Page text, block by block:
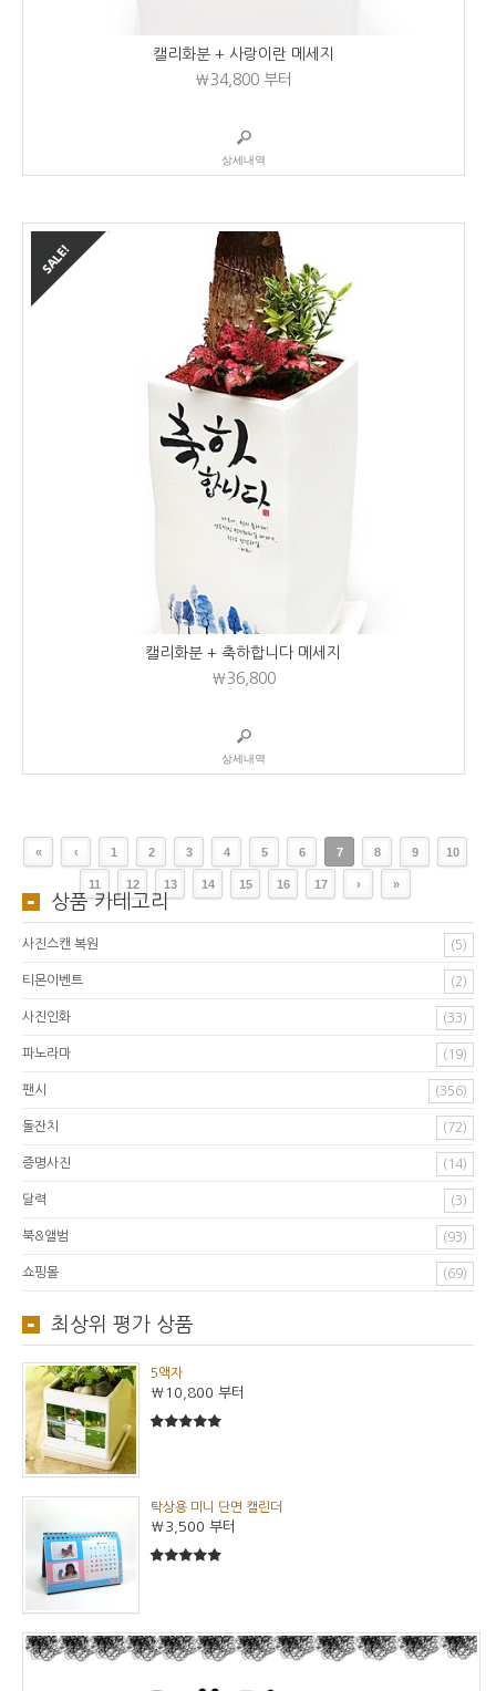
캘리화분 + 사랑이란 메세지
₩34,800부터
상세내역
캘리화분 + 축하합니다 메세지
₩36,800
상세내역
« ‹ 1 2 3 4 5 6 7 8 9 10
11 12 13 14 15 16 17 › »
상품 카테고리
사진스캔 복원 (5)
티몬이벤트 (2)
사진인화 (33)
파노라마 (19)
팬시 (356)
돌잔치 (72)
증명사진 (14)
달력 (3)
북&앨범 (93)
쇼핑몰 (69)
최상위 평가 상품
5액자
₩10,800 부터
탁상용 미니 단면 캘린더
₩3,500 부터